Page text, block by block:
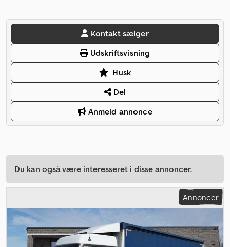
Kontakt sælger
Udskriftsvisning
Husk
Del
Anmeld annonce
Du kan også være interesseret i disse annoncer.
Annoncer